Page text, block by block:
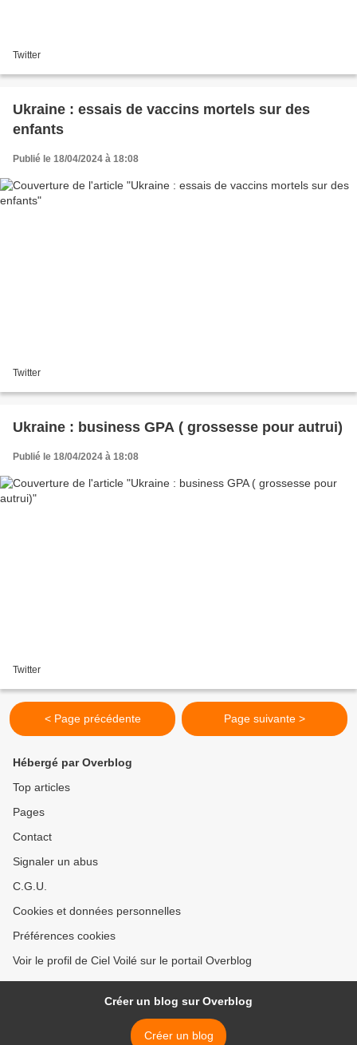
Twitter
Ukraine : essais de vaccins mortels sur des
enfants
Publié le 18/04/2024 à 18:08
Twitter
Ukraine : business GPA ( grossesse pour autrui)
Publié le 18/04/2024 à 18:08
Twitter
< Page précédente Page suivante >
Hébergé par Overblog
Top articles
Pages
Contact
Signaler un abus
C.G.U.
Cookies et données personnelles
Préférences cookies
Voir le profil de Ciel Voilé sur le portail Overblog
Créer un blog sur Overblog
Créer un blog